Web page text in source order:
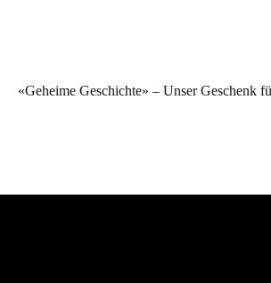
«Geheime Geschichte» – Unser Geschenk